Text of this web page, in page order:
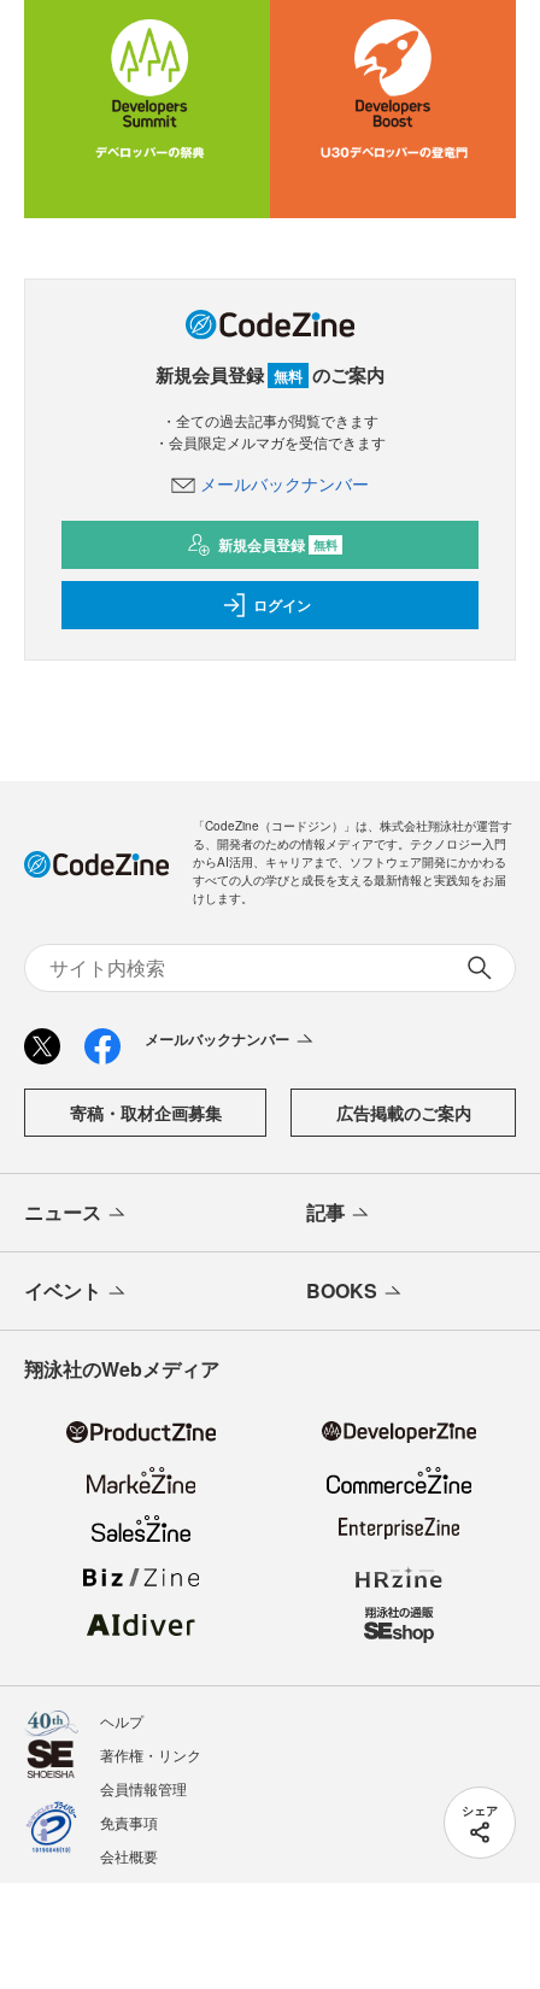
シェア
新規会員登録 無料 のご案内
・全ての過去記事が閲覧できます
・会員限定メルマガを受信できます
メールバックナンバー
新規会員登録 無料
ログイン
「CodeZine（コードジン）」は、株式会社翔泳社が運営す
る、開発者のための情報メディアです。テクノロジー入門
からAI活用、キャリアまで、ソフトウェア開発にかかわる
すべての人の学びと成長を支える最新情報と実践知をお届
けします。
メールバックナンバー
寄稿・取材企画募集 広告掲載のご案内
ニュース 記事
イベント BOOKS
翔泳社のWebメディア
ヘルプ
著作権・リンク
会員情報管理
免責事項
会社概要